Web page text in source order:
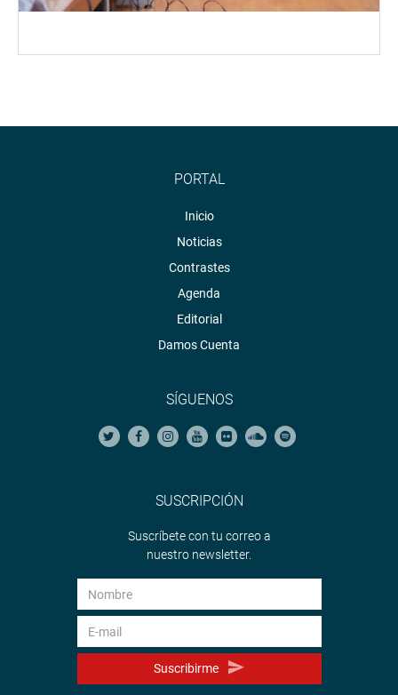
PORTAL
Inicio
Noticias
Contrastes
Agenda
Editorial
Damos Cuenta
SÍGUENOS
SUSCRIPCIÓN
Suscríbete con tu correo a
nuestro newsletter.
Suscribirme